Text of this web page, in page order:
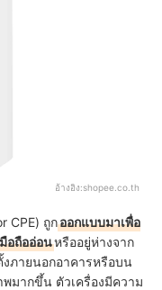
อ้างอิง:shopee.co.th
CPE) ถูกออกแบบมาเพื่อ
ถืออ่อนหรืออยู่ห่างจาก
ภายนอกอาคารหรือบน
มากขึ้น ตัวเครื่องมีความ